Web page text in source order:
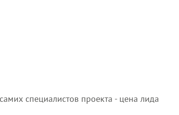
специалистов проекта - цена лида